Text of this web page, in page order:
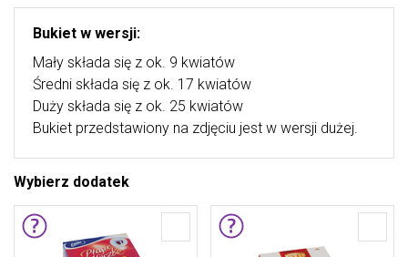
Bukiet w wersji:
Mały składa się z ok. 9 kwiatów
Średni składa się z ok. 17 kwiatów
Duży składa się z ok. 25 kwiatów
Bukiet przedstawiony na zdjęciu jest w wersji dużej.
Wybierz dodatek